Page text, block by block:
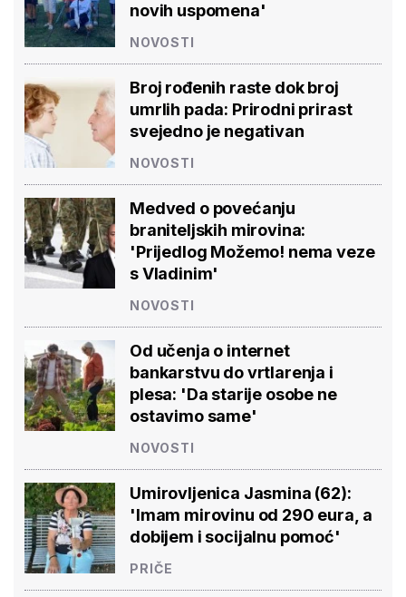
novih uspomena'
NOVOSTI
Broj rođenih raste dok broj
umrlih pada: Prirodni prirast
svejedno je negativan
NOVOSTI
Medved o povećanju
braniteljskih mirovina:
'Prijedlog Možemo! nema veze
s Vladinim'
NOVOSTI
Od učenja o internet
bankarstvu do vrtlarenja i
plesa: 'Da starije osobe ne
ostavimo same'
NOVOSTI
Umirovljenica Jasmina (62):
'Imam mirovinu od 290 eura, a
dobijem i socijalnu pomoć'
PRIČE